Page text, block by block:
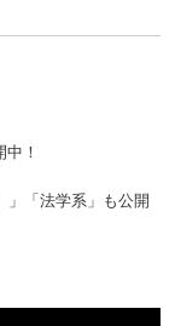
！
」「法学系」も公開